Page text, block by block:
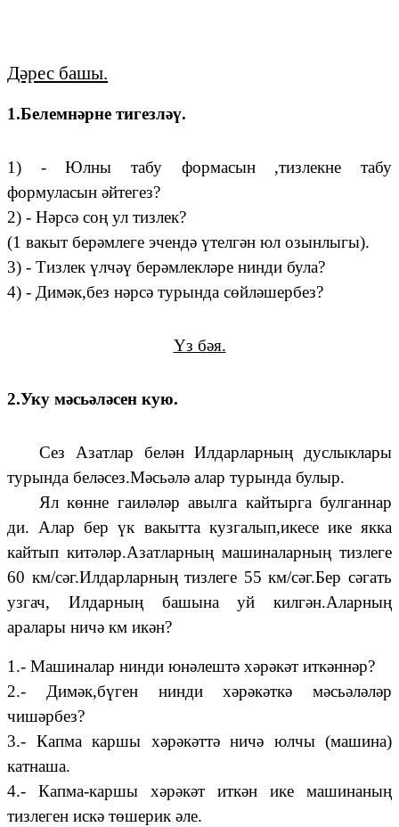
Дәрес башы.
1.Белемнәрне тигезләү.
1) - Юлны табу формасын ,тизлекне табу
формуласын әйтегез?
2) - Нәрсә соң ул тизлек?
(1 вакыт берәмлеге эчендә үтелгән юл озынлыгы).
3) - Тизлек үлчәү берәмлекләре нинди була?
4) - Димәк,без нәрсә турында сөйләшербез?
Үз бәя.
2.Уку мәсьәләсен кую.
Сез Азатлар белән Илдарларның дуслыклары
турында беләсез.Мәсьәлә алар турында булыр.
Ял көнне гаиләләр авылга кайтырга булганнар
ди. Алар бер үк вакытта кузгалып,икесе ике якка
кайтып китәләр.Азатларның машиналарның тизлеге
60 км/сәг.Илдарларның тизлеге 55 км/сәг.Бер сәгать
узгач, Илдарның башына уй килгән.Аларның
аралары ничә км икән?
1.- Машиналар нинди юнәлештә хәрәкәт иткәннәр?
2.- Димәк,бүген нинди хәрәкәткә мәсьәләләр
чишәрбез?
3.- Капма каршы хәрәкәттә ничә юлчы (машина)
катнаша.
4.- Капма-каршы хәрәкәт иткән ике машинаның
тизлеген искә төшерик әле.